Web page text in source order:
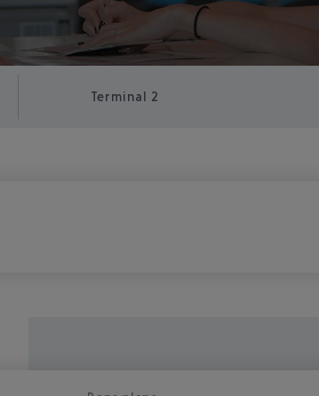
Terminal 2